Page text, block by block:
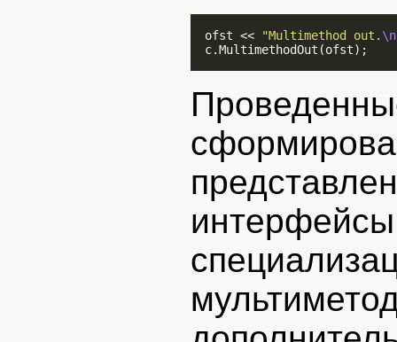
  ofst <<
"Multimethod out. \n
  c.MultimethodOut(ofst);